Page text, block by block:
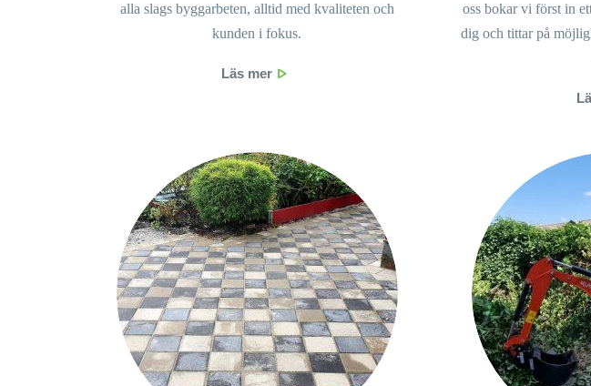
alla slags byggarbeten, alltid med kvaliteten och
kunden i fokus.
Läs mer
oss bokar vi först in
dig och tittar på